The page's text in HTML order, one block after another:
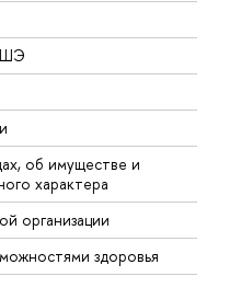
об имуществе и
характера
организации
здоровья